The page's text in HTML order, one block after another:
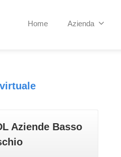
Home Azienda
Aziende Basso